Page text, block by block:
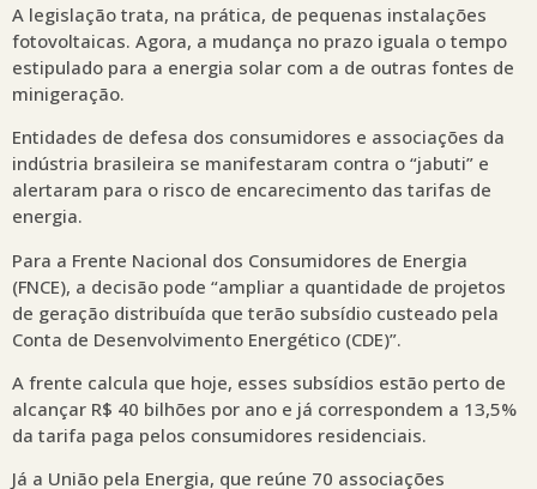
A legislação trata, na prática, de pequenas instalações
fotovoltaicas. Agora, a mudança no prazo iguala o tempo
estipulado para a energia solar com a de outras fontes de
minigeração.
Entidades de defesa dos consumidores e associações da
indústria brasileira se manifestaram contra o “jabuti” e
alertaram para o risco de encarecimento das tarifas de
energia.
Para a Frente Nacional dos Consumidores de Energia
(FNCE), a decisão pode “ampliar a quantidade de projetos
de geração distribuída que terão subsídio custeado pela
Conta de Desenvolvimento Energético (CDE)”.
A frente calcula que hoje, esses subsídios estão perto de
alcançar R$ 40 bilhões por ano e já correspondem a 13,5%
da tarifa paga pelos consumidores residenciais.
Já a União pela Energia, que reúne 70 associações